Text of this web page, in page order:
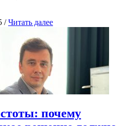
/Читать далее
почему